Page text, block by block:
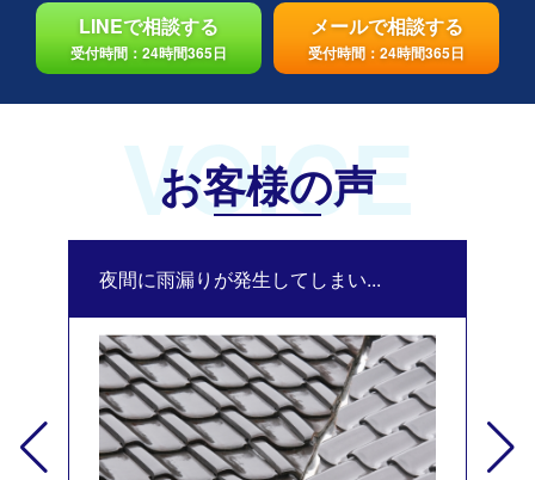
LINEで相談する
受付時間：24時間365日
メールで相談する
受付時間：24時間365日
VOICE
お客様の声
夜間に雨漏りが発生してしまい...